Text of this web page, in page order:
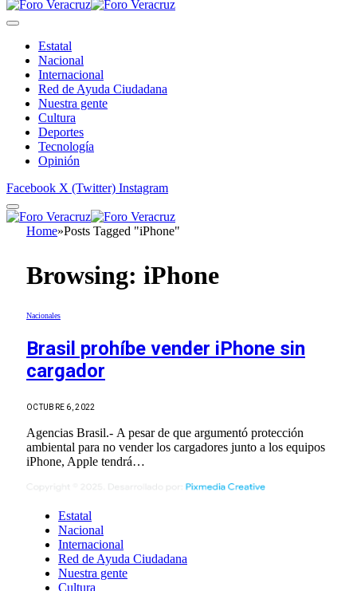
Estatal
Nacional
Internacional
Red de Ayuda Ciudadana
Nuestra gente
Cultura
Deportes
Tecnología
Opinión
Facebook X (Twitter) Instagram
Home»Posts Tagged "iPhone"
Browsing: iPhone
Nacionales
Brasil prohíbe vender iPhone sin
cargador
OCTUBRE 6, 2022
Agencias Brasil.- A pesar de que argumentó protección
ambiental para no vender los cargadores junto a los equipos
iPhone, Apple tendrá…
Estatal
Nacional
Internacional
Red de Ayuda Ciudadana
Nuestra gente
Cultura